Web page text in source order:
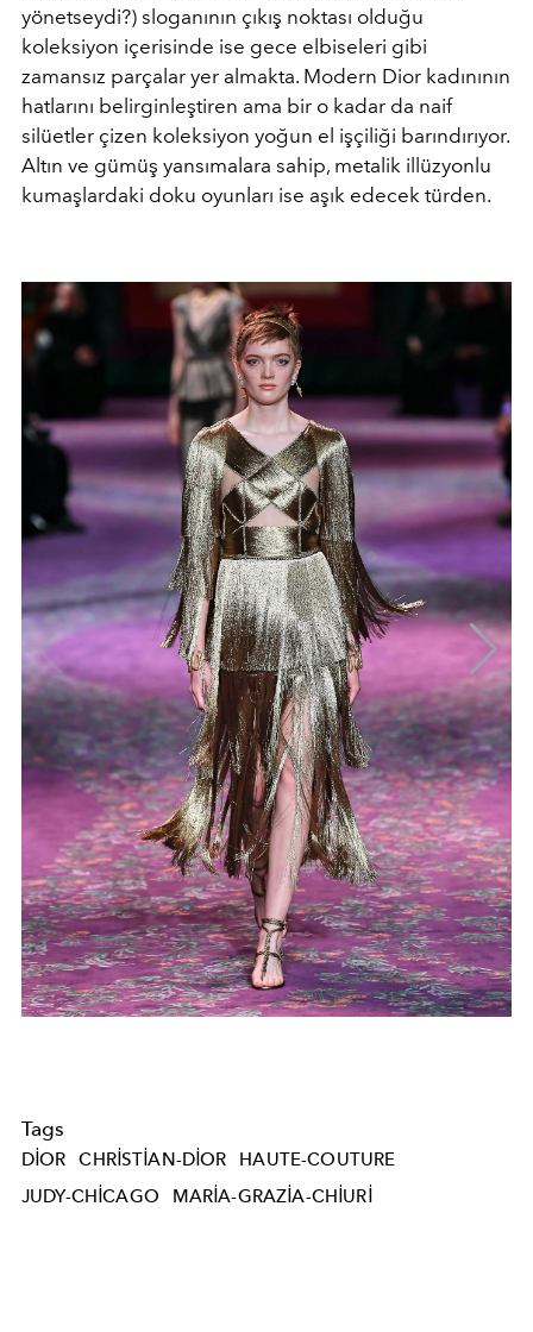
yönetseydi?) sloganının çıkış noktası olduğu
koleksiyon içerisinde ise gece elbiseleri gibi
zamansız parçalar yer almakta. Modern Dior kadınının
hatlarını belirginleştiren ama bir o kadar da naif
silüetler çizen koleksiyon yoğun el işçiliği barındırıyor.
Altın ve gümüş yansımalara sahip, metalik illüzyonlu
kumaşlardaki doku oyunları ise aşık edecek türden.
Tags
DIOR CHRISTIAN-DIOR
HAUTE-COUTURE
JUDY-CHICAGO
MARIA-GRAZIA-CHIURI